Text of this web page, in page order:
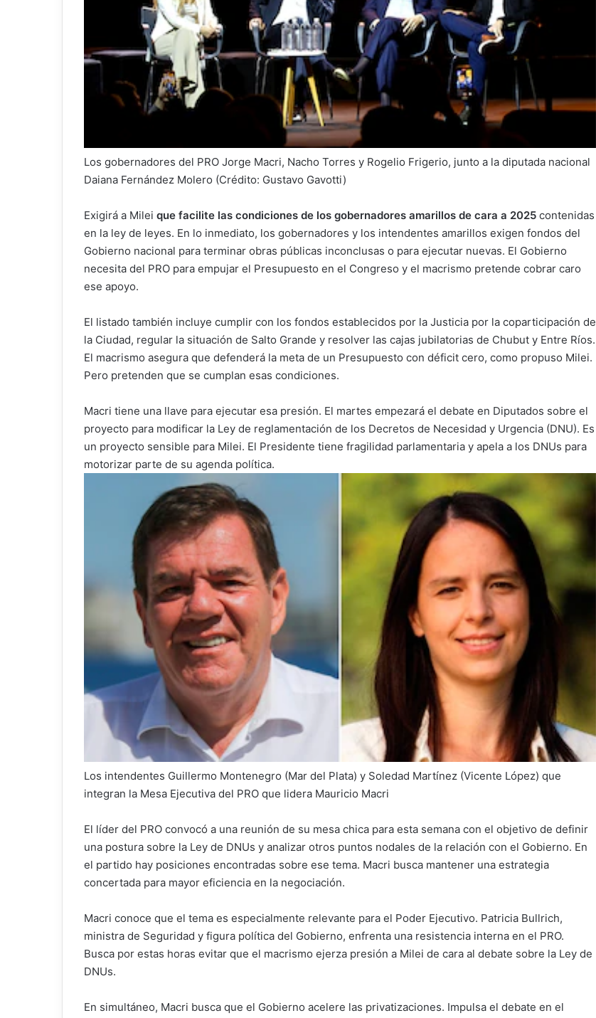
Los gobernadores del PRO Jorge Macri, Nacho Torres y Rogelio Frigerio, junto a la diputada nacional
Daiana Fernández Molero (Crédito: Gustavo Gavotti)
Exigirá a Milei que facilite las condiciones de los gobernadores amarillos de cara a 2025 contenidas
en la ley de leyes. En lo inmediato, los gobernadores y los intendentes amarillos exigen fondos del
Gobierno nacional para terminar obras públicas inconclusas o para ejecutar nuevas. El Gobierno
necesita del PRO para empujar el Presupuesto en el Congreso y el macrismo pretende cobrar caro
ese apoyo.
El listado también incluye cumplir con los fondos establecidos por la Justicia por la coparticipación de
la Ciudad, regular la situación de Salto Grande y resolver las cajas jubilatorias de Chubut y Entre Ríos.
El macrismo asegura que defenderá la meta de un Presupuesto con déficit cero, como propuso Milei.
Pero pretenden que se cumplan esas condiciones.
Macri tiene una llave para ejecutar esa presión. El martes empezará el debate en Diputados sobre el
proyecto para modificar la Ley de reglamentación de los Decretos de Necesidad y Urgencia (DNU). Es
un proyecto sensible para Milei. El Presidente tiene fragilidad parlamentaria y apela a los DNUs para
motorizar parte de su agenda política.
Los intendentes Guillermo Montenegro (Mar del Plata) y Soledad Martínez (Vicente López) que
integran la Mesa Ejecutiva del PRO que lidera Mauricio Macri
El líder del PRO convocó a una reunión de su mesa chica para esta semana con el objetivo de definir
una postura sobre la Ley de DNUs y analizar otros puntos nodales de la relación con el Gobierno. En
el partido hay posiciones encontradas sobre ese tema. Macri busca mantener una estrategia
concertada para mayor eficiencia en la negociación.
Macri conoce que el tema es especialmente relevante para el Poder Ejecutivo. Patricia Bullrich,
ministra de Seguridad y figura política del Gobierno, enfrenta una resistencia interna en el PRO.
Busca por estas horas evitar que el macrismo ejerza presión a Milei de cara al debate sobre la Ley de
DNUs.
En simultáneo, Macri busca que el Gobierno acelere las privatizaciones. Impulsa el debate en el